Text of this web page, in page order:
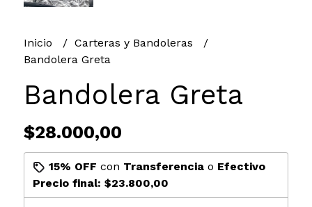
Inicio
Carteras y Bandoleras
Bandolera Greta
Bandolera Greta
$28.000,00
15% OFF con Transferenciao Efectivo
Precio final: $23.800,00